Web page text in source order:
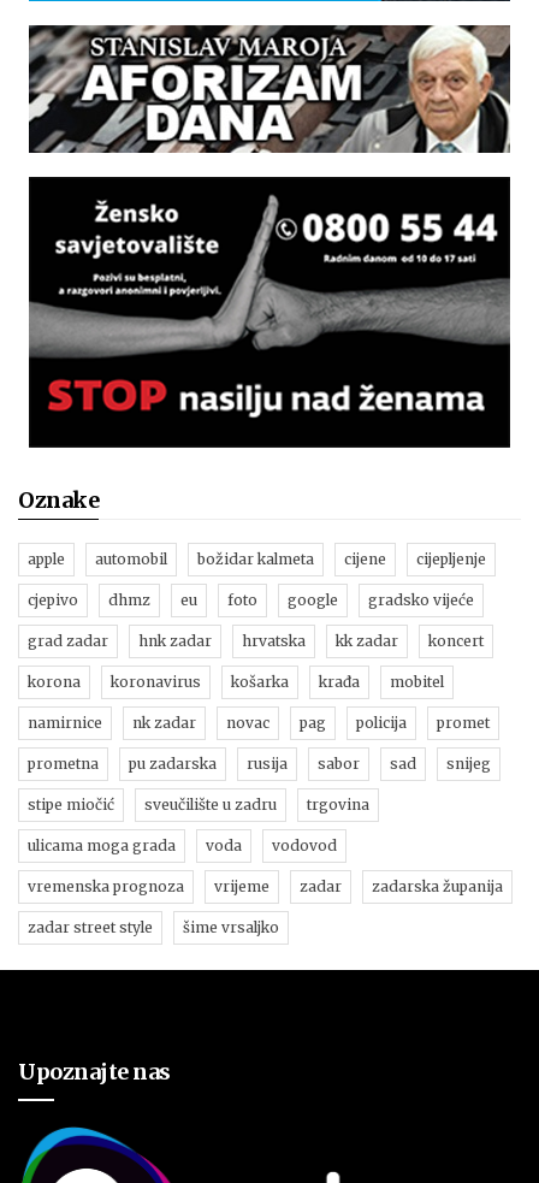
Oznake
apple automobil božidar kalmeta cijene cijepljenje
cjepivo dhmz eu foto google gradsko vijeće
grad zadar hnk zadar hrvatska kk zadar koncert
korona koronavirus košarka krađa mobitel
namirnice nk zadar novac pag policija promet
prometna pu zadarska rusija sabor sad snijeg
stipe miočić sveučilište u zadru trgovina
ulicama moga grada voda vodovod
vremenska prognoza vrijeme zadar zadarska županija
zadar street style šime vrsaljko
Upoznajte nas